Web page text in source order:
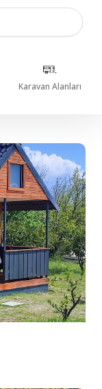
Karavan Alanları